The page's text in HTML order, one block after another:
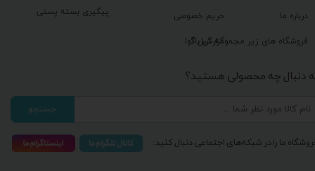
پیگیری بسته پستی حریم خصوصی
گزارش باگ
درباره ما
فروشگاه های زیر مجموعه گیل آوا
دنبال چه محصولی هستید؟
جستجو
ما را در شبکه‌های اجتماعی دنبال کنید: